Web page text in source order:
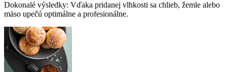
Dokonalé výsledky: Vďaka pridanej vlhkosti sa chlieb, žemle alebo
mäso upečú optimálne a profesionálne.